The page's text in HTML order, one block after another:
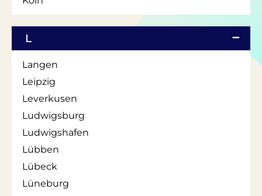
L
Langen
Leipzig
Leverkusen
Ludwigsburg
Ludwigshafen
Lübben
Lübeck
Lüneburg